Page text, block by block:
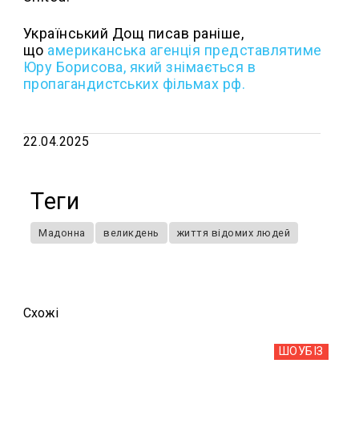
Український Дощ писав раніше,
що американська агенція представлятиме
Юру Борисова, який знімається в
пропагандистських фільмах рф.
22.04.2025
Теги
Мадонна великдень життя відомих людей
Схожi
ШОУБIЗ